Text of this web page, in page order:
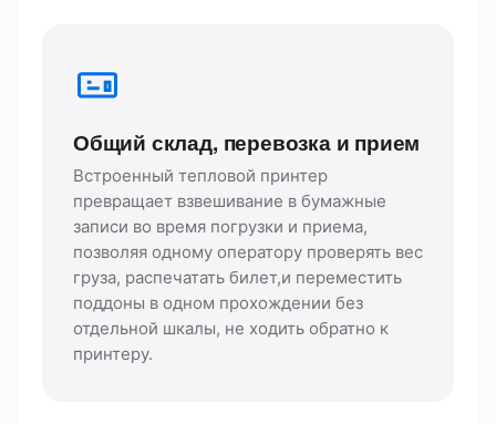
Общий склад, перевозка и прием
Встроенный тепловой принтер
превращает взвешивание в бумажные
записи во время погрузки и приема,
позволяя одному оператору проверять вес
груза, распечатать билет,и переместить
поддоны в одном прохождении без
отдельной шкалы, не ходить обратно к
принтеру.